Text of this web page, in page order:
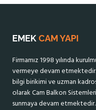
EMEK CAM YAPI
Firmamız 1998 yılında
vermeye devam
bilgi birikimi ve uzman
olarak Cam Balkon
sunmaya devam etmektedir.